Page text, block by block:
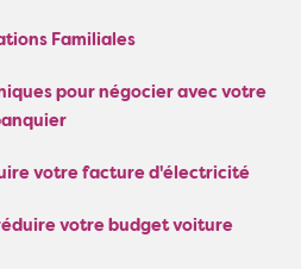
Familiales
pour négocier avec votre
votre facture d'électricité
votre budget voiture